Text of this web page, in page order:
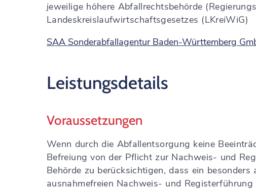
jeweilige höhere Abfallrechtsbehörde
Landeskreislaufwirtschaftsgesetzes (LKreiWiG)
SAA Sonderabfallagentur Baden-Württemberg
Leistungsdetails
Voraussetzungen
Wenn durch die Abfallentsorgung keine
Befreiung von der Pflicht zur Nachweis- und
Behörde zu berücksichtigen, dass ein
ausnahmefreien Nachweis- und Registerführung